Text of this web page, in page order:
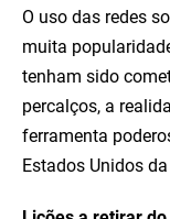
O uso das redes
muita
tenham sido
percalços, a
ferramenta
Estados Unidos